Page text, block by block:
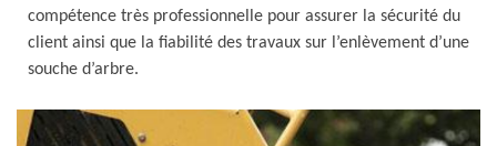
compétence très professionnelle pour assurer la sécurité du
client ainsi que la fiabilité des travaux sur l’enlèvement d’une
souche d’arbre.